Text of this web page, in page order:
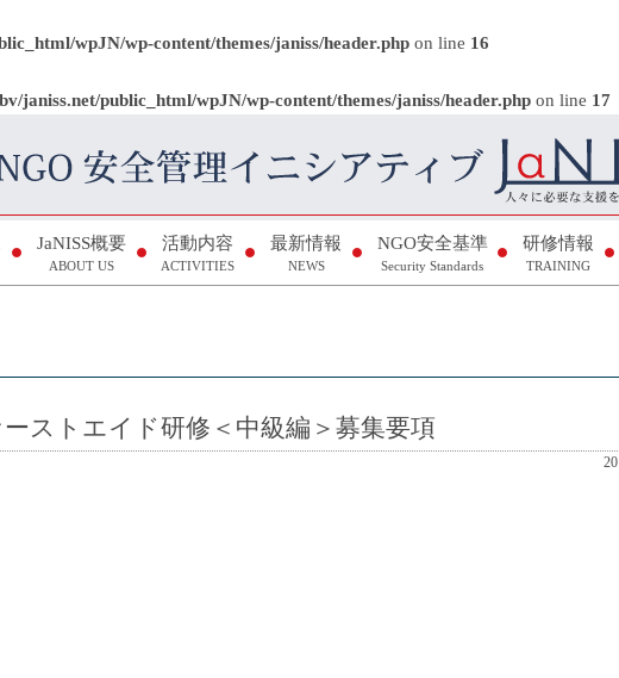
wpJN/wp-content/themes/janiss/header.php on line 16
janiss.net/public_html/wpJN/wp-content/themes/janiss/header.php on line 17
JaNISS概要
ABOUT US
活動内容
ACTIVITIES
最新情報
NEWS
NGO安全基準
Security Standards
研修情報
TRAINING
ーストエイド研修＜中級編＞募集要項